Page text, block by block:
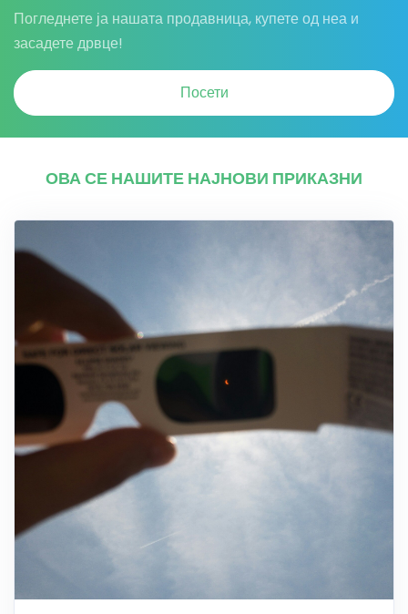
Погледнете ја нашата продавница, купете од неа и
засадете дрвце!
Посети
ОВА СЕ НАШИТЕ НАЈНОВИ ПРИКАЗНИ